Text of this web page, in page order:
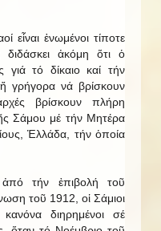
εἶναι ἑνωμένοι τίποτε
ἀκόμη ὅτι ὁ
τό δίκαιο καί τήν
γρήγορα νά βρίσκουν
βρίσκουν πλήρη
Σάμου μέ τήν Μητέρα
Ἑλλάδα, τήν ὁποία
τήν ἐπιβολή τοῦ
τοῦ 1912, οἱ Σάμιοι
διηρημένοι σέ